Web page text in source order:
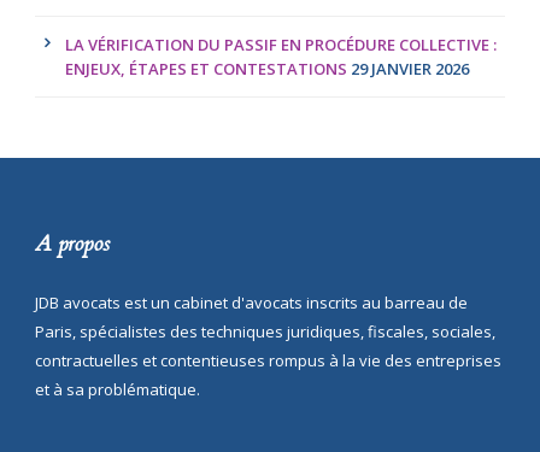
LA VÉRIFICATION DU PASSIF EN PROCÉDURE COLLECTIVE :
ENJEUX, ÉTAPES ET CONTESTATIONS 29 JANVIER 2026
A propos
JDB avocats est un cabinet d'avocats inscrits au barreau de
Paris, spécialistes des techniques juridiques, fiscales, sociales,
contractuelles et contentieuses rompus à la vie des entreprises
et à sa problématique.